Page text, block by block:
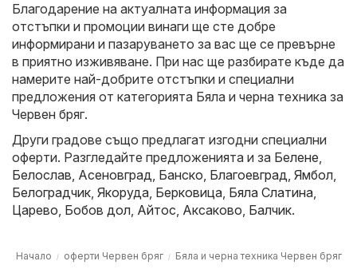
Благодарение на актуалната информация за
отстъпки и промоции винаги ще сте добре
информирани и пазаруването за вас ще се превърне
в приятно изживяване. При нас ще разбирате къде да
намерите най-добрите отстъпки и специални
предложения от категорията Бяла и черна техника за
Червен бряг.
Други градове също предлагат изгодни специални
оферти. Разгледайте предложенията и за Белене,
Белослав, Асеновград, Банско, Благоевград, Ямбол,
Белоградчик, Якоруда, Берковица, Бяла Слатина,
Царево, Бобов дол, Айтос, Аксаково, Балчик.
Начало оферти Червен бряг Бяла и черна техника Червен бряг